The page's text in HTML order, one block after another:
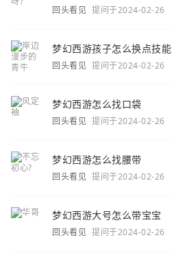
回头看见 提问于2024-02-26
梦幻西游孩子怎么换点技能
回头看见 提问于2024-02-26
梦幻西游怎么找口袋
回头看见 提问于2024-02-26
梦幻西游怎么找腰带
回头看见 提问于2024-02-26
梦幻西游大号怎么带宝宝
回头看见 提问于2024-02-26